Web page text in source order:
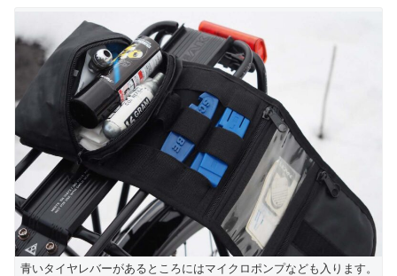
青いタイヤレバーがあるところにはマイクロポンプなども入ります。